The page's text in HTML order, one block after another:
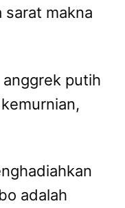
sarat makna
putih
adalah